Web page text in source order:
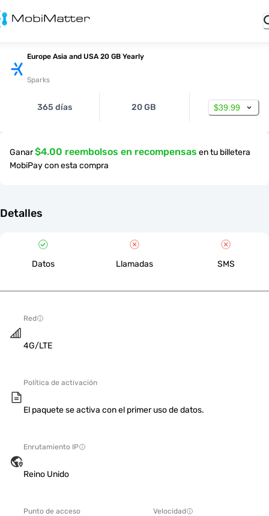
Europe Asia and USA 20 GB Yearly
Sparks
365 días 20 GB $39.99
Ganar$4.00 reembolsos en recompensas en tu billetera
MobiPay con esta compra
Detalles
Datos Llamadas SMS
Red
4G/LTE
Política de activación
El paquete se activa con el primer uso de datos.
Enrutamiento IP
Reino Unido
Punto de acceso Velocidad